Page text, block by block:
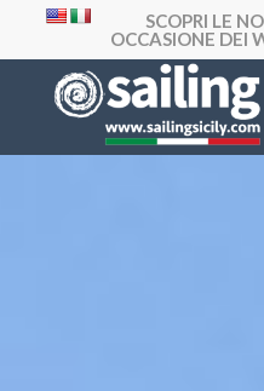
SCOPRI LE
OCCASIONE DEI